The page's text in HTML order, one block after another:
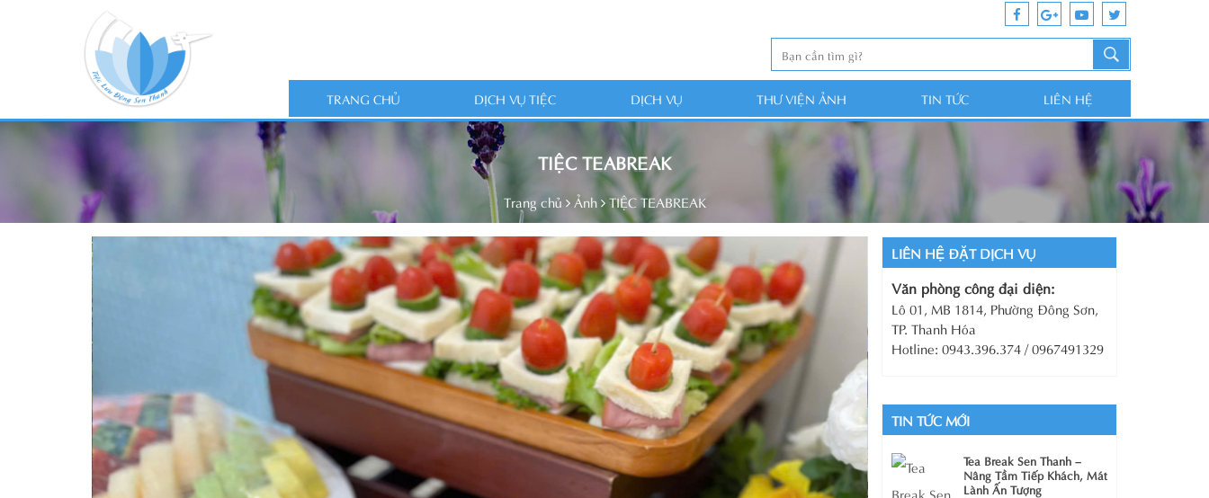
TRANG CHỦ DỊCH VỤ TIỆC DỊCH VỤ THƯ VIỆN ẢNH TIN TỨC LIÊN HỆ
TIỆC TEABREAK
Trang chủ Ảnh TIỆC TEABREAK
LIÊN HỆ ĐẶT DỊCH VỤ
Văn phòng công đại diện:
Lô 01, MB 1814, Phường Đông Sơn,
TP. Thanh Hóa
Hotline: 0943.396.374 / 0967491329
TIN TỨC MỚI
Tea Break Sen Thanh –
Nâng Tầm Tiếp Khách, Mát
Lành Ấn Tượng